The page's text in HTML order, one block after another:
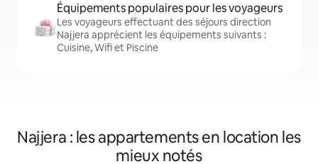
Équipements populaires pour les voyageurs
Les voyageurs effectuant des séjours direction
Najjera apprécient les équipements suivants :
Cuisine, Wifi et Piscine
Najjera : les appartements en location les
mieux notés